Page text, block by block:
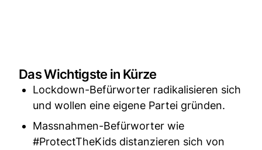
Das Wichtigste in Kürze
Lockdown-Befürworter radikalisieren sich
und wollen eine eigene Partei gründen.
Massnahmen-Befürworter wie
#ProtectTheKids distanzieren sich von